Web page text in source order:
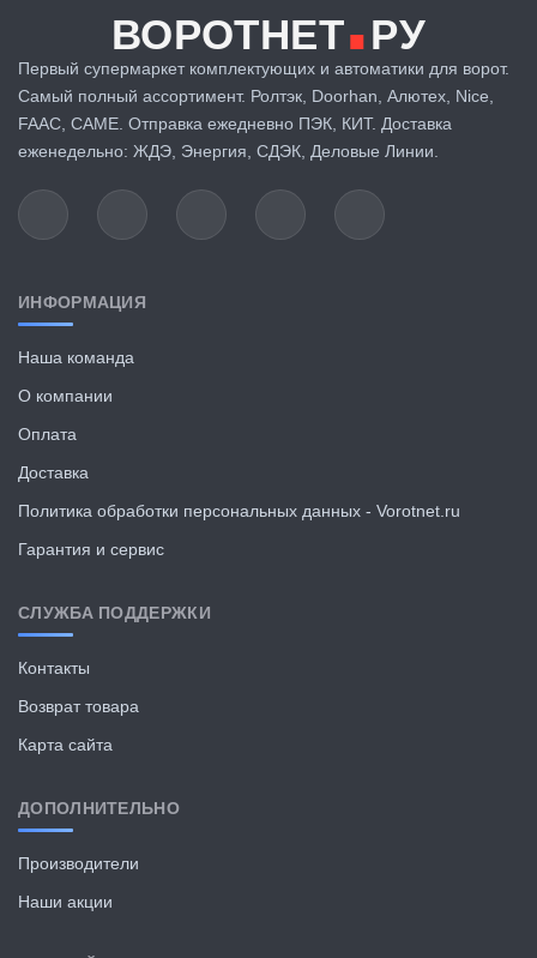
ВОРОТНЕТ РУ
Первый супермаркет комплектующих и автоматики для ворот.
Самый полный ассортимент. Ролтэк, Doorhan, Алютех, Nice,
FAAC, CAME. Отправка ежедневно ПЭК, КИТ. Доставка
еженедельно: ЖДЭ, Энергия, СДЭК, Деловые Линии.
ИНФОРМАЦИЯ
Наша команда
О компании
Оплата
Доставка
Политика обработки персональных данных - Vorotnet.ru
Гарантия и сервис
СЛУЖБА ПОДДЕРЖКИ
Контакты
Возврат товара
Карта сайта
ДОПОЛНИТЕЛЬНО
Производители
Наши акции